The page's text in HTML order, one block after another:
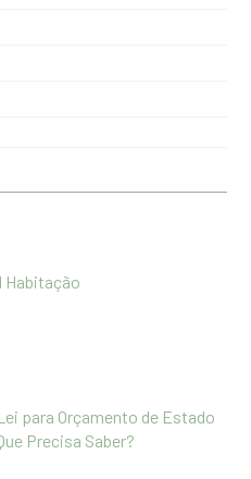
Habitação
para Orçamento de Estado
Precisa Saber?